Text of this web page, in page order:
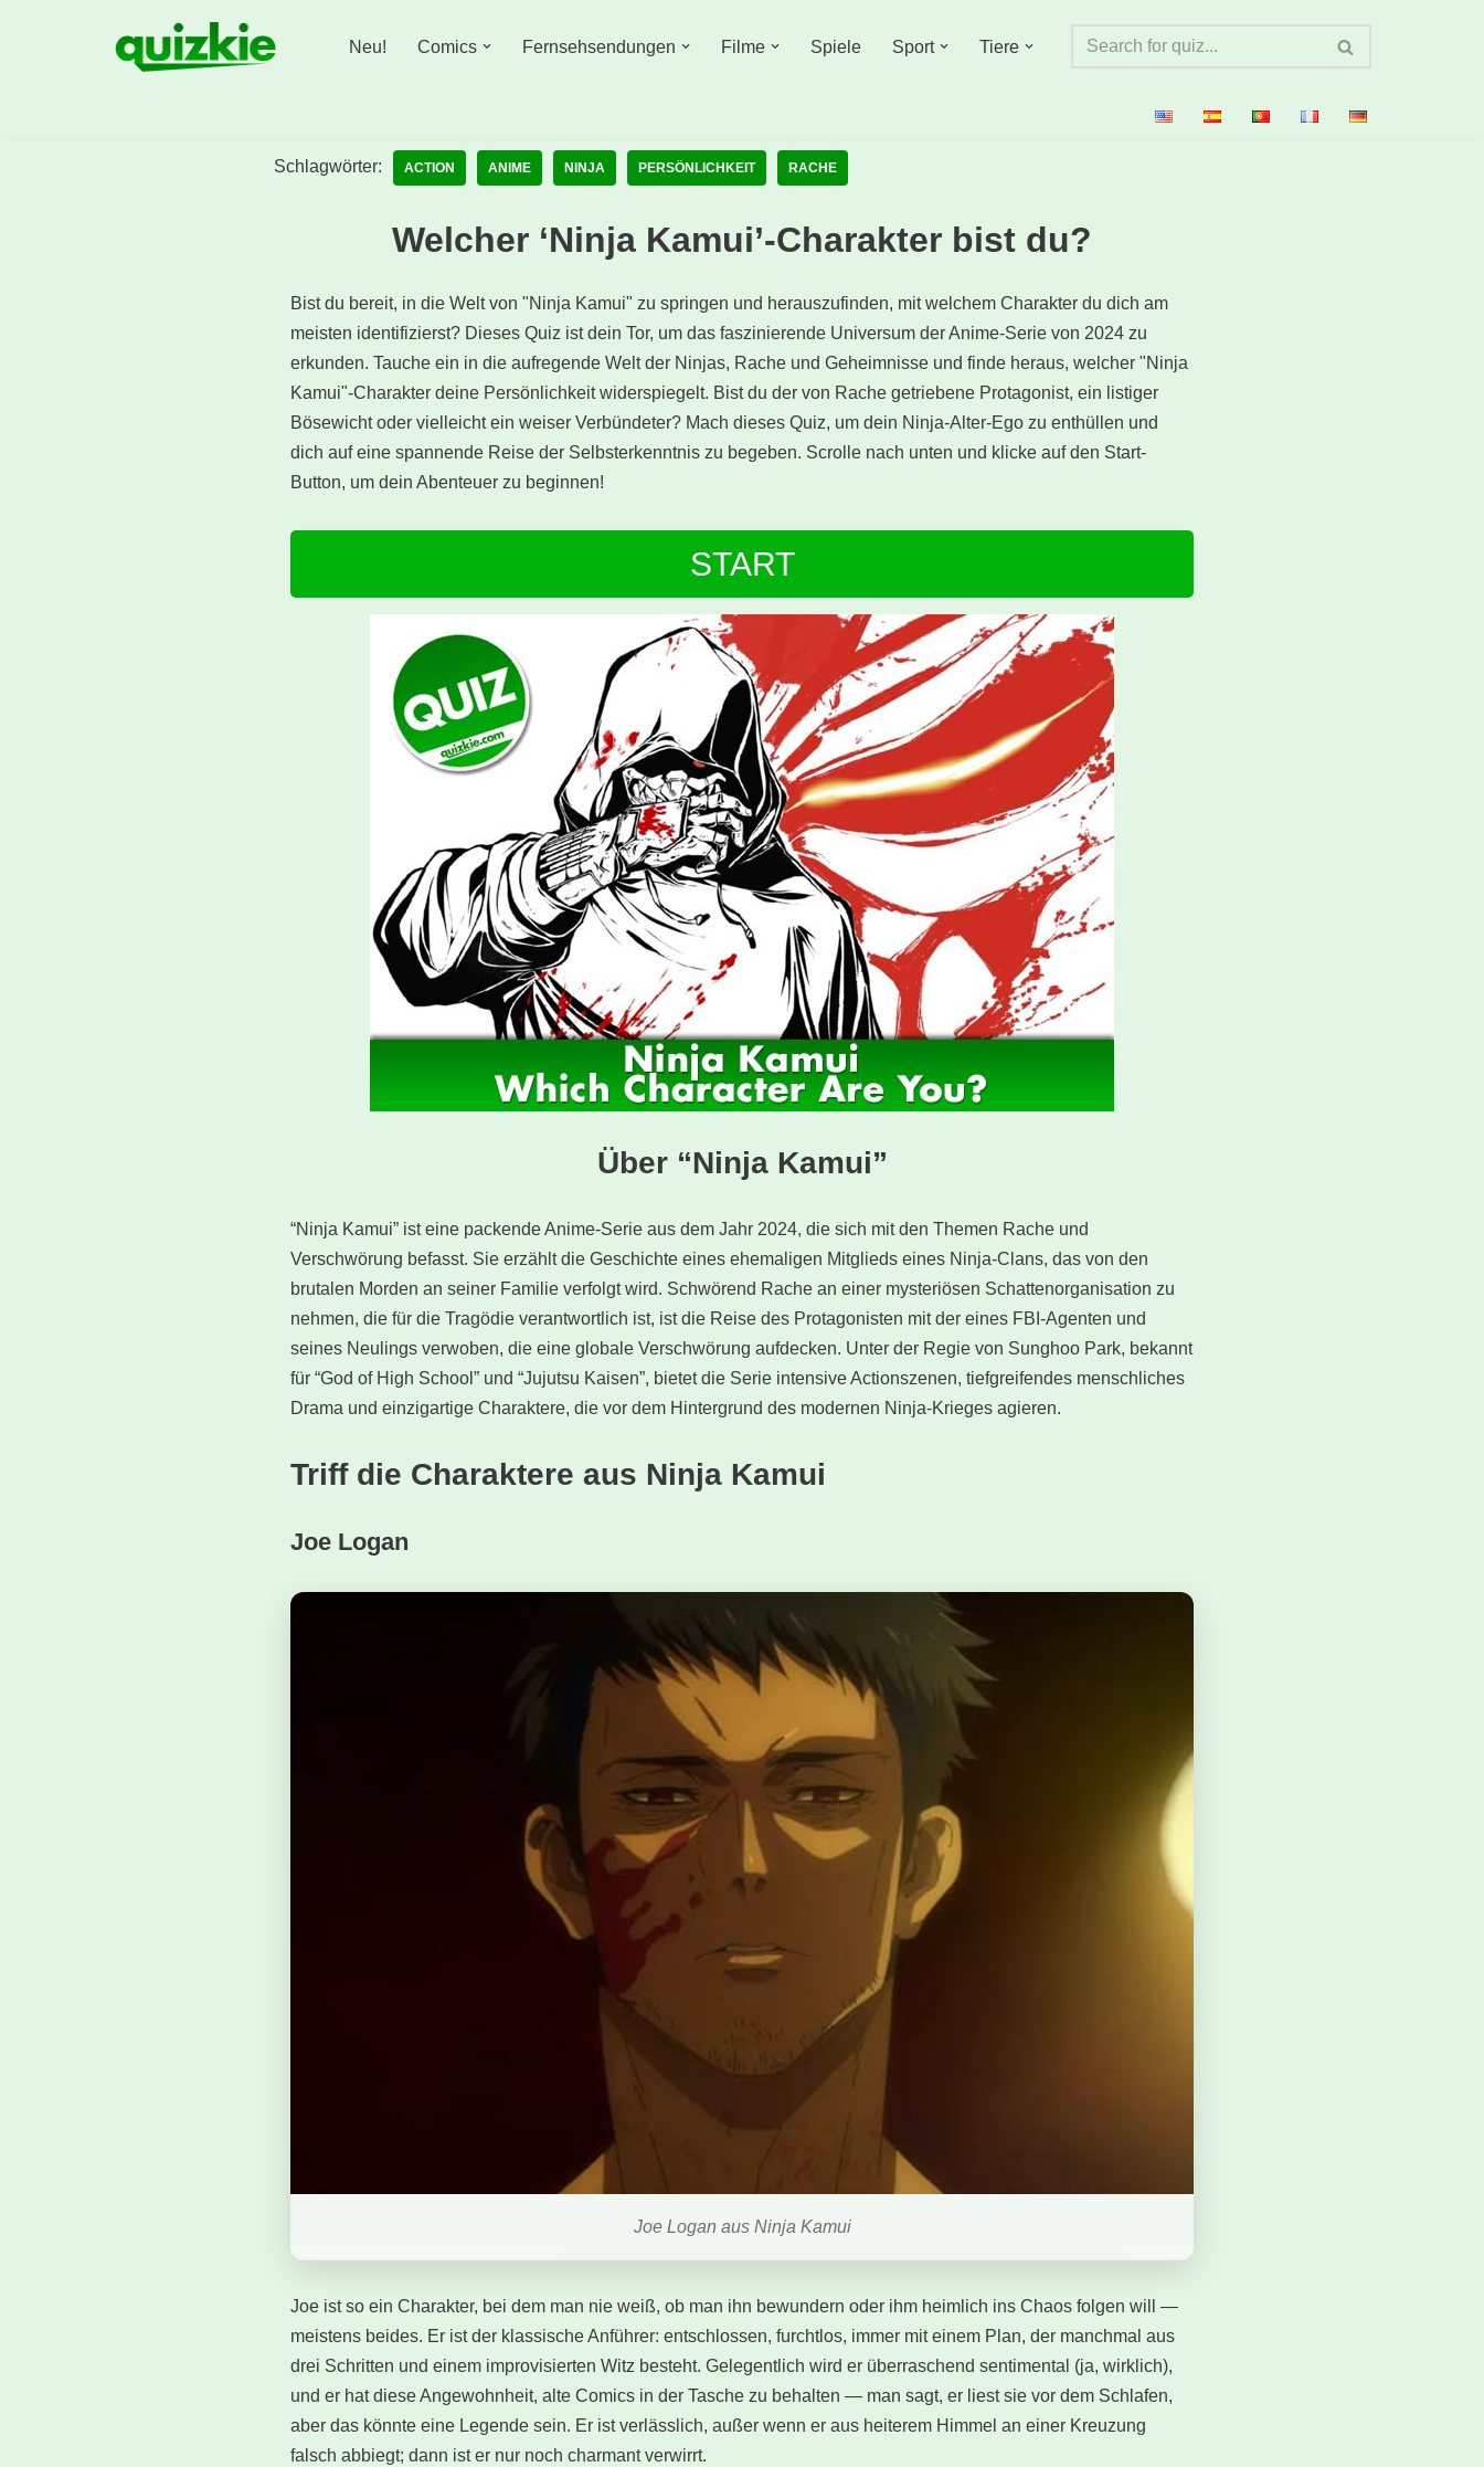
Neu! Comics Fernsehsendungen Filme Spiele Sport Tiere
Schlagwörter: ACTION ANIME NINJA PERSÖNLICHKEIT RACHE
Welcher ‘Ninja Kamui’-Charakter bist du?
Bist du bereit, in die Welt von "Ninja Kamui" zu springen und herauszufinden, mit welchem Charakter du dich am
meisten identifizierst? Dieses Quiz ist dein Tor, um das faszinierende Universum der Anime-Serie von 2024 zu
erkunden. Tauche ein in die aufregende Welt der Ninjas, Rache und Geheimnisse und finde heraus, welcher "Ninja
Kamui"-Charakter deine Persönlichkeit widerspiegelt. Bist du der von Rache getriebene Protagonist, ein listiger
Bösewicht oder vielleicht ein weiser Verbündeter? Mach dieses Quiz, um dein Ninja-Alter-Ego zu enthüllen und
dich auf eine spannende Reise der Selbsterkenntnis zu begeben. Scrolle nach unten und klicke auf den Start-
Button, um dein Abenteuer zu beginnen!
START
Über “Ninja Kamui”
“Ninja Kamui” ist eine packende Anime-Serie aus dem Jahr 2024, die sich mit den Themen Rache und
Verschwörung befasst. Sie erzählt die Geschichte eines ehemaligen Mitglieds eines Ninja-Clans, das von den
brutalen Morden an seiner Familie verfolgt wird. Schwörend Rache an einer mysteriösen Schattenorganisation zu
nehmen, die für die Tragödie verantwortlich ist, ist die Reise des Protagonisten mit der eines FBI-Agenten und
seines Neulings verwoben, die eine globale Verschwörung aufdecken. Unter der Regie von Sunghoo Park, bekannt
für “God of High School” und “Jujutsu Kaisen”, bietet die Serie intensive Actionszenen, tiefgreifendes menschliches
Drama und einzigartige Charaktere, die vor dem Hintergrund des modernen Ninja-Krieges agieren.
Triff die Charaktere aus Ninja Kamui
Joe Logan
Joe Logan aus Ninja Kamui
Joe ist so ein Charakter, bei dem man nie weiß, ob man ihn bewundern oder ihm heimlich ins Chaos folgen will —
meistens beides. Er ist der klassische Anführer: entschlossen, furchtlos, immer mit einem Plan, der manchmal aus
drei Schritten und einem improvisierten Witz besteht. Gelegentlich wird er überraschend sentimental (ja, wirklich),
und er hat diese Angewohnheit, alte Comics in der Tasche zu behalten — man sagt, er liest sie vor dem Schlafen,
aber das könnte eine Legende sein. Er ist verlässlich, außer wenn er aus heiterem Himmel an einer Kreuzung
falsch abbiegt; dann ist er nur noch charmant verwirrt.